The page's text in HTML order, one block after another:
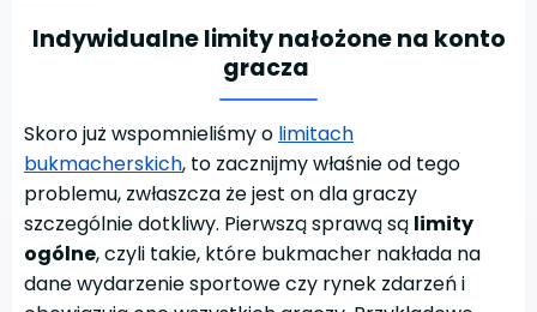
Indywidualne limity nałożone na konto
gracza
Skoro już wspomnieliśmy o limitach
bukmacherskich, to zacznijmy właśnie od tego
problemu, zwłaszcza że jest on dla graczy
szczególnie dotkliwy. Pierwszą sprawą są limity
ogólne, czyli takie, które bukmacher nakłada na
dane wydarzenie sportowe czy rynek zdarzeń i